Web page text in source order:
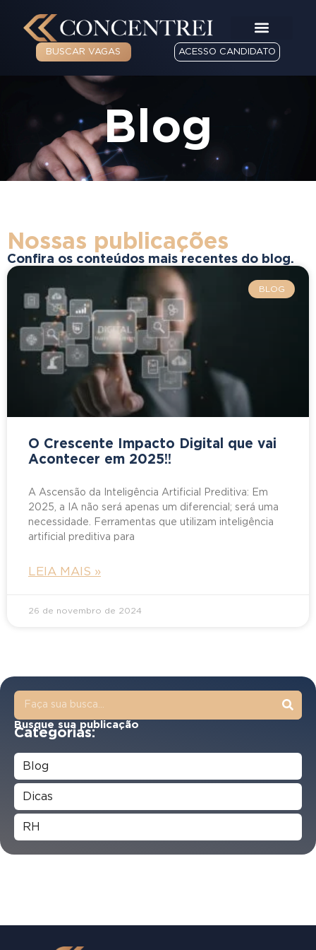
BUSCAR VAGAS ACESSO CANDIDATO
Blog
Nossas publicações
Confira os conteúdos mais recentes do blog.
BLOG
O Crescente Impacto Digital que vai
Acontecer em 2025!!
A Ascensão da Inteligência Artificial Preditiva: Em
2025, a IA não será apenas um diferencial; será uma
necessidade. Ferramentas que utilizam inteligência
artificial preditiva para
LEIA MAIS »
26 de novembro de 2024
Busque sua publicação
Categorias:
Blog
Dicas
RH